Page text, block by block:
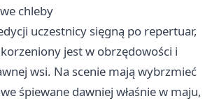
chleby
uczestnicy sięgną po repertuar,
jest w obrzędowości i
wsi. Na scenie mają wybrzmieć
śpiewane dawniej właśnie w maju,